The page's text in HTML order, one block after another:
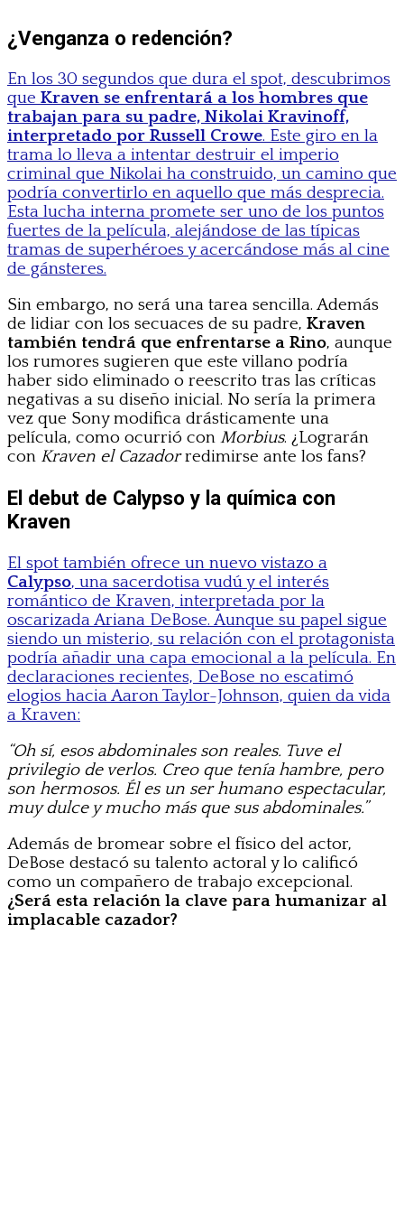
¿Venganza o redención?
En los 30 segundos que dura el spot, descubrimos
que Kraven se enfrentará a los hombres que
trabajan para su padre, Nikolai Kravinoff,
interpretado por Russell Crowe. Este giro en la
trama lo lleva a intentar destruir el imperio
criminal que Nikolai ha construido, un camino que
podría convertirlo en aquello que más desprecia.
Esta lucha interna promete ser uno de los puntos
fuertes de la película, alejándose de las típicas
tramas de superhéroes y acercándose más al cine
de gánsteres.
Sin embargo, no será una tarea sencilla. Además
de lidiar con los secuaces de su padre, Kraven
también tendrá que enfrentarse a Rino, aunque
los rumores sugieren que este villano podría
haber sido eliminado o reescrito tras las críticas
negativas a su diseño inicial. No sería la primera
vez que Sony modifica drásticamente una
película, como ocurrió con Morbius. ¿Lograrán
con Kraven el Cazadorredimirse ante los fans?
El debut de Calypso y la química con
Kraven
El spot también ofrece un nuevo vistazo a
Calypso, una sacerdotisa vudú y el interés
romántico de Kraven, interpretada por la
oscarizada Ariana DeBose. Aunque su papel sigue
siendo un misterio, su relación con el protagonista
podría añadir una capa emocional a la película. En
declaraciones recientes, DeBose no escatimó
elogios hacia Aaron Taylor-Johnson, quien da vida
a Kraven:
“Oh sí, esos abdominales son reales. Tuve el
privilegio de verlos. Creo que tenía hambre, pero
son hermosos. Él es un ser humano espectacular,
muy dulce y mucho más que sus abdominales.”
Además de bromear sobre el físico del actor,
DeBose destacó su talento actoral y lo calificó
como un compañero de trabajo excepcional.
¿Será esta relación la clave para humanizar al
implacable cazador?